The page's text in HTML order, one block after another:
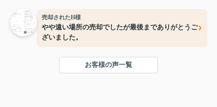
売却されたH様
やや遠い場所の売却でしたが最後までありがとうご
ざいました。
お客様の声一覧